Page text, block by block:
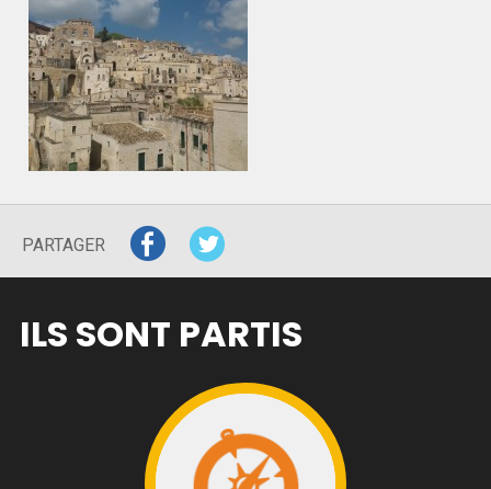
PARTAGER
ILS SONT PARTIS